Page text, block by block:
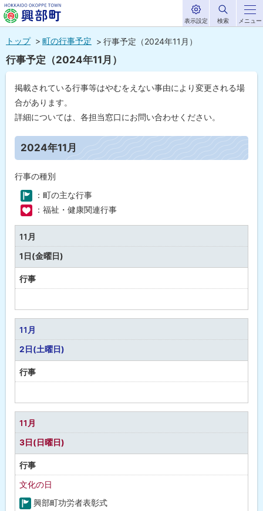
へ
北海道興部
町
HOKKAIDO OKOPPE TOWN
メニュー
表示設定 検索
トップ 町の行事予定 行事予定（2024年11月）
行事予定（2024年11月）
掲載されている行事等はやむをえない事由により変更される場
合があります。
詳細については、各担当窓口にお問い合わせください。
ペ
ー
ジ
内
目
次
0
2
4
年
11
月
2024年11月
行事の種別
：町の主な行事
：福祉・健康関連行事
11月
1日(金曜日)
行事
定
な
し
11月
2日(土曜日)
行事
定
な
し
11月
3日(日曜日)
行事
文化の日
興部町功労者表彰式